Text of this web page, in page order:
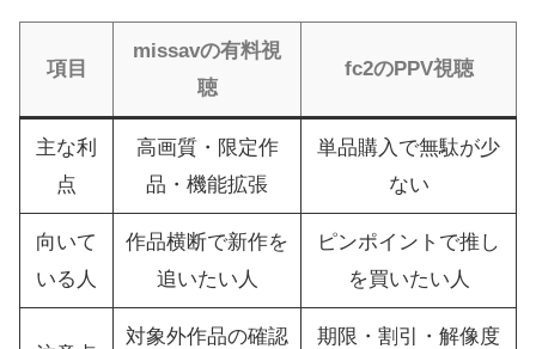
項目
missavの有料視
聴
fc2のPPV視聴
主な利
点
高画質・限定作
品・機能拡張
単品購入で無駄が少
ない
向いて
いる人
作品横断で新作を
追いたい人
ピンポイントで推し
を買いたい人
対象外作品の確認
期限・割引・解像度